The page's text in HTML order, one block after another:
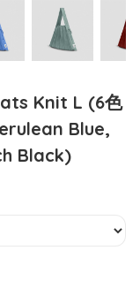
Knit L (6色
Blue,
Black)